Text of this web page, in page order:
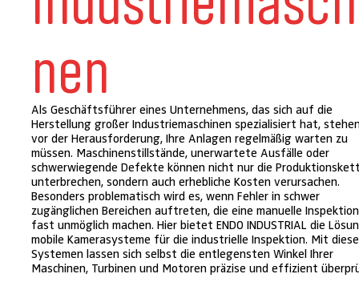
nen
Als Geschäftsführer eines Unternehmens, das sich auf die
Herstellung großer Industriemaschinen spezialisiert hat,
vor der Herausforderung, Ihre Anlagen regelmäßig warten zu
müssen. Maschinenstillstände, unerwartete Ausfälle oder
schwerwiegende Defekte können nicht nur die
unterbrechen, sondern auch erhebliche Kosten verursachen.
Besonders problematisch wird es, wenn Fehler in schwer
zugänglichen Bereichen auftreten, die eine manuelle Inspektion
fast unmöglich machen. Hier bietet ENDO INDUSTRIAL die
mobile Kamerasysteme für die industrielle Inspektion. Mit
Systemen lassen sich selbst die entlegensten Winkel Ihrer
Maschinen, Turbinen und Motoren präzise und effizient